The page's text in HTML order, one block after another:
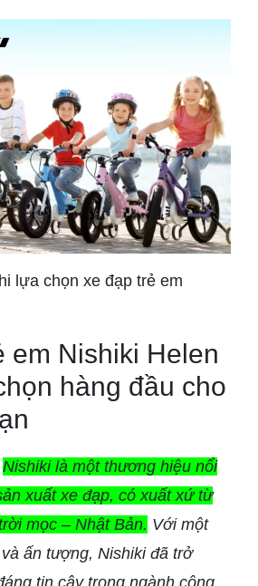
lựa chọn xe đạp trẻ em
em Nishiki Helen
hàng đầu cho
Nishiki là một thương hiệu nổi
xuất xe đạp, có xuất xứ từ
mọc – Nhật Bản. Với một
ấn tượng, Nishiki đã trở